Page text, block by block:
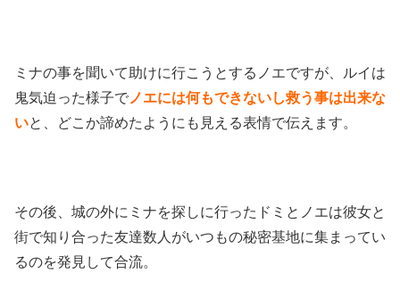
ミナの事を聞いて助けに行こうとするノエですが、ルイは
鬼気迫った様子で ノエには何もできないし救う事は出来な
いと、どこか諦めたようにも見える表情で伝えます。
その後、城の外にミナを探しに行ったドミとノエは彼女と
街で知り合った友達数人がいつもの秘密基地に集まってい
るのを発見して合流。